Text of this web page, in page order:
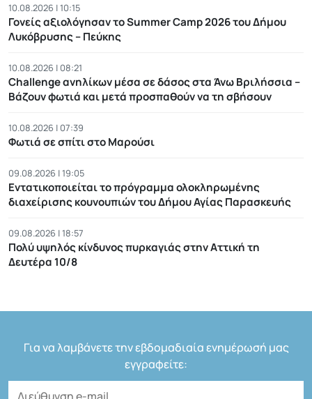
10.08.2026 | 10:15
Γονείς αξιολόγησαν το Summer Camp 2026 του Δήμου
Λυκόβρυσης – Πεύκης
10.08.2026 | 08:21
Challenge ανηλίκων μέσα σε δάσος στα Άνω Βριλήσσια –
Βάζουν φωτιά και μετά προσπαθούν να τη σβήσουν
10.08.2026 | 07:39
Φωτιά σε σπίτι στο Μαρούσι
09.08.2026 | 19:05
Εντατικοποιείται το πρόγραμμα ολοκληρωμένης
διαχείρισης κουνουπιών του Δήμου Αγίας Παρασκευής
09.08.2026 | 18:57
Πολύ υψηλός κίνδυνος πυρκαγιάς στην Αττική τη
Δευτέρα 10/8
Για να λαμβάνετε την εβδομαδιαία ενημέρωσή μας
εγγραφείτε: